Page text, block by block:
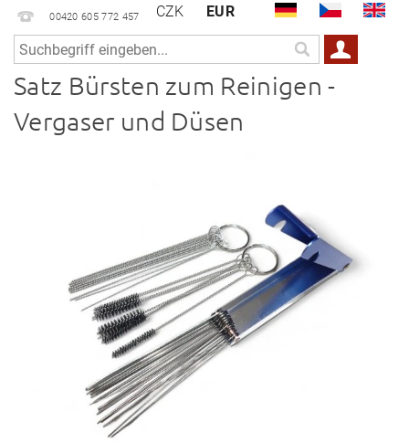
00420 605 772 457 CZK EUR
Satz Bürsten zum Reinigen -
Vergaser und Düsen